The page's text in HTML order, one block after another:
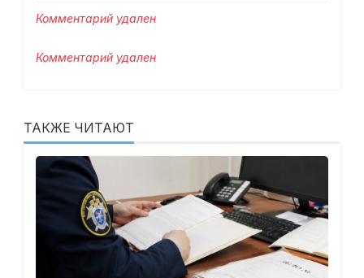
Комментарий удален
Комментарий удален
ТАКЖЕ ЧИТАЮТ